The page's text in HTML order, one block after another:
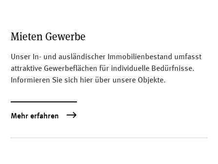
Mieten Gewerbe
Unser In- und ausländischer Immobilienbestand umfasst
attraktive Gewerbeflächen für individuelle Bedürfnisse.
Informieren Sie sich hier über unsere Objekte.
Mehr erfahren